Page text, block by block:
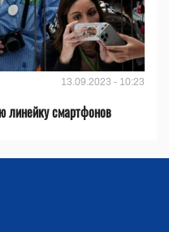
13.09.2023 - 10:23
линейку смартфонов